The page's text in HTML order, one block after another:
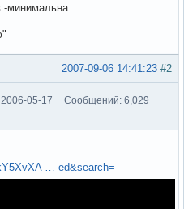
-минимальна
#2
2007-09-06 14:41:23
05-17
Сообщений: 6,029
… ed&search=